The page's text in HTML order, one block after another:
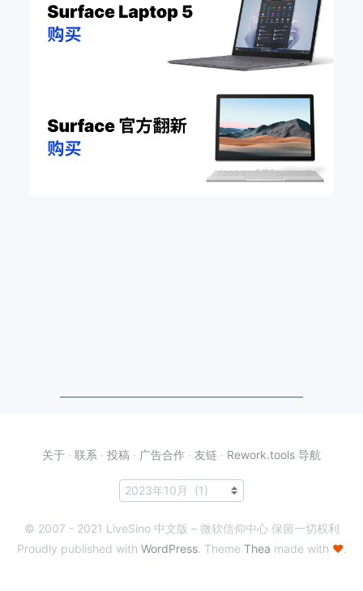
关于 · 联系 · 投稿 · 广告合作 · 友链 · Rework.tools 导航
© 2007 - 2021 LiveSino 中文版 – 微软信仰中心 保留一切权利
Proudly published with WordPress. Theme Thea made with ♥.